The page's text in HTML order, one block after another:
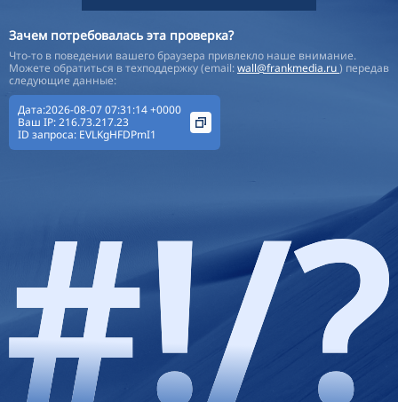
Зачем потребовалась эта проверка?
Что-то в поведении вашего браузера привлекло наше внимание.
Можете обратиться в техподдержку (email:wall@frankmedia.ru) передав
следующие данные:
Дата:2026-08-07 07:31:14 +0000
Ваш IP:216.73.217.23
ID запроса: EVLKgHFDPmI1